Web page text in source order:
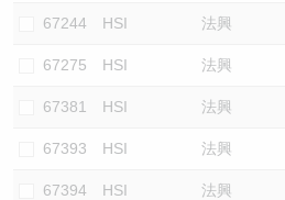
67244 HSI 法興
67275 HSI 法興
67381 HSI 法興
67393 HSI 法興
67394 HSI 法興